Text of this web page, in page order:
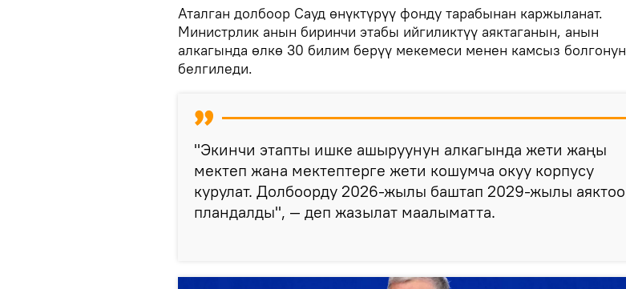
Аталган долбоор Сауд өнүктүрүү фонду тарабынан каржыланат.
Министрлик анын биринчи этабы ийгиликтүү аяктаганын, анын
алкагында өлкө 30 билим берүү мекемеси менен камсыз болгонун
белгиледи.
"Экинчи этапты ишке ашыруунун алкагында жети жаңы
мектеп жана мектептерге жети кошумча окуу корпусу
курулат. Долбоорду 2026-жылы баштап 2029-жылы аяктоо
пландалды", — деп жазылат маалыматта.